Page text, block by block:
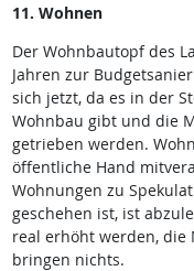
11. Wohnen
Der Wohnbautopf des
Jahren zur
sich jetzt, da es in der
Wohnbau gibt und die
getrieben werden.
öffentliche Hand
Wohnungen zu
geschehen ist, ist
real erhöht werden, die
bringen nichts.